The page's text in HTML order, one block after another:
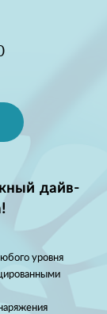
дайв-
уровня